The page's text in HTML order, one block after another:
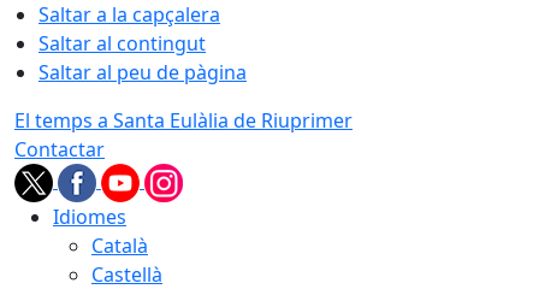
Saltar a la capçalera
Saltar al contingut
Saltar al peu de pàgina
El temps a Santa Eulàlia de Riuprimer
Contactar
Idiomes
Català
Castellà